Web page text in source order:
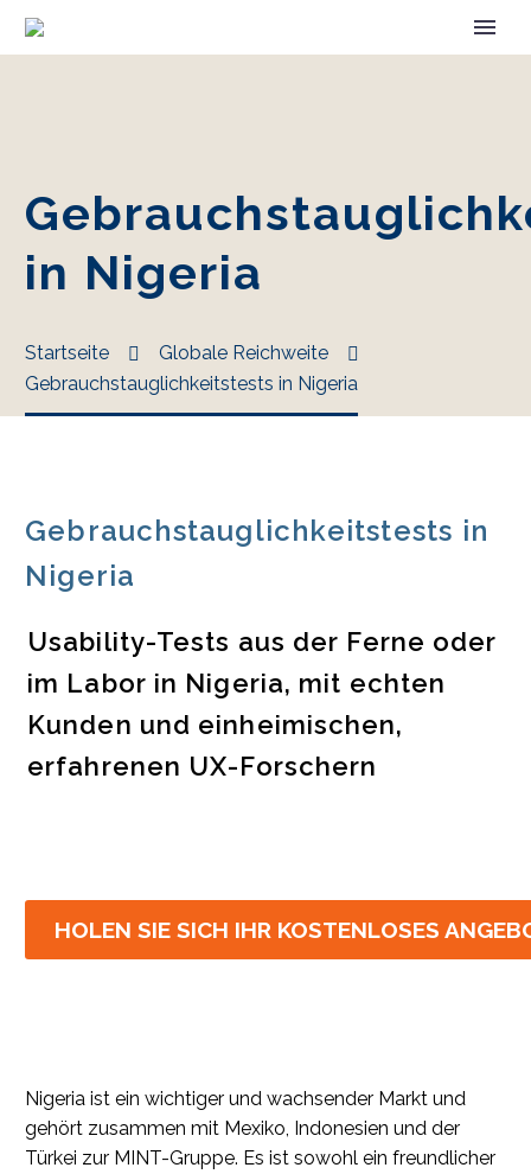
in Nigeria
Startseite
Globale Reichweite
Gebrauchstauglichkeitstests in Nigeria
Gebrauchstauglichkeitstests in
Nigeria
Usability-Tests aus der Ferne oder
im Labor in Nigeria, mit echten
Kunden und einheimischen,
erfahrenen UX-Forschern
HOLEN SIE SICH IHR KOSTENLOSES
Nigeria ist ein wichtiger und wachsender Markt und
gehört zusammen mit Mexiko, Indonesien und der
Türkei zur MINT-Gruppe. Es ist sowohl ein freundlicher